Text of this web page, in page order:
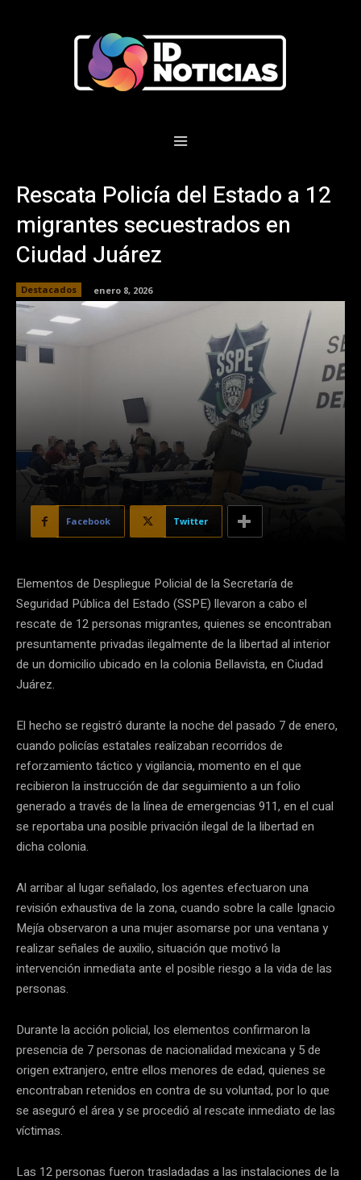
Rescata Policía del Estado a 12
migrantes secuestrados en
Ciudad Juárez
Destacados enero 8, 2026
Facebook Twitter
Elementos de Despliegue Policial de la Secretaría de
Seguridad Pública del Estado (SSPE) llevaron a cabo el
rescate de 12 personas migrantes, quienes se encontraban
presuntamente privadas ilegalmente de la libertad al interior
de un domicilio ubicado en la colonia Bellavista, en Ciudad
Juárez.
El hecho se registró durante la noche del pasado 7 de enero,
cuando policías estatales realizaban recorridos de
reforzamiento táctico y vigilancia, momento en el que
recibieron la instrucción de dar seguimiento a un folio
generado a través de la línea de emergencias 911, en el cual
se reportaba una posible privación ilegal de la libertad en
dicha colonia.
Al arribar al lugar señalado, los agentes efectuaron una
revisión exhaustiva de la zona, cuando sobre la calle Ignacio
Mejía observaron a una mujer asomarse por una ventana y
realizar señales de auxilio, situación que motivó la
intervención inmediata ante el posible riesgo a la vida de las
personas.
Durante la acción policial, los elementos confirmaron la
presencia de 7 personas de nacionalidad mexicana y 5 de
origen extranjero, entre ellos menores de edad, quienes se
encontraban retenidos en contra de su voluntad, por lo que
se aseguró el área y se procedió al rescate inmediato de las
víctimas.
Las 12 personas fueron trasladadas a las instalaciones de la